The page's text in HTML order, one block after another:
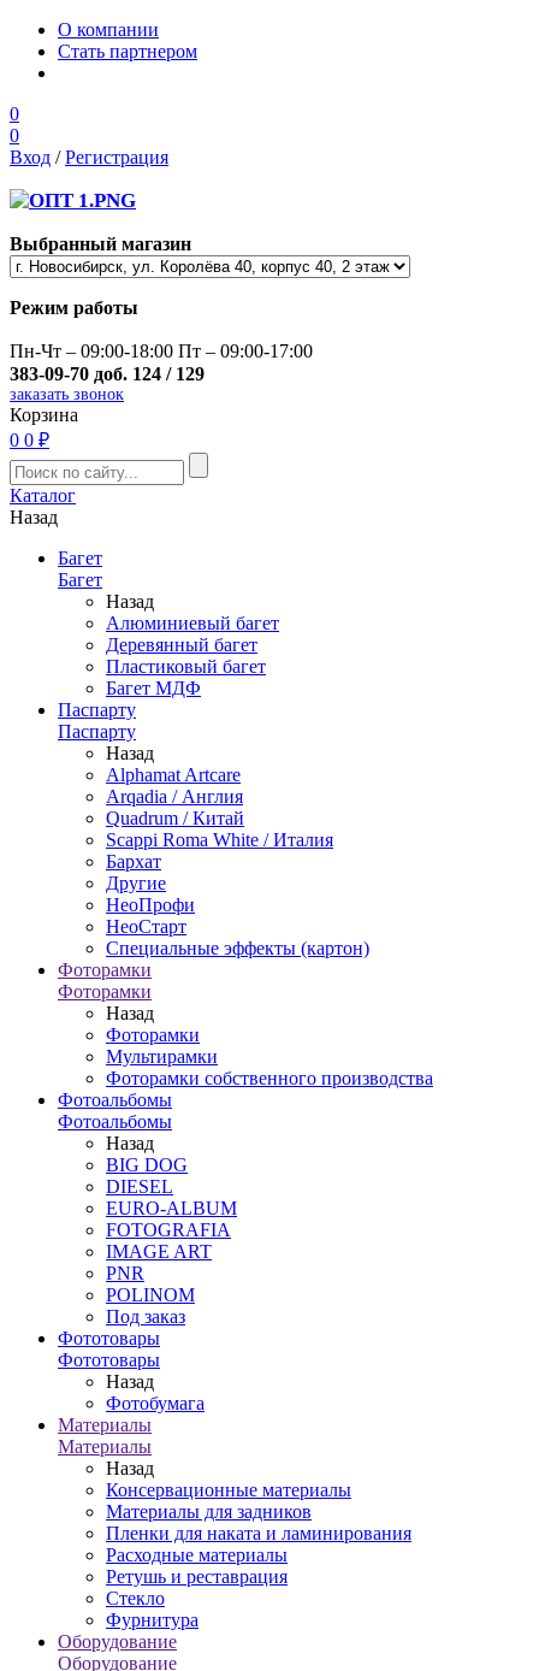
О компании
Стать партнером
0
0
Вход /Регистрация
Выбранный магазин
Режим работы
Пн-Чт – 09:00-18:00 Пт – 09:00-17:00
383-09-70 доб. 124 / 129
заказать звонок
Корзина
0 0 ₽
Каталог
Назад
Багет
Багет
Назад
Алюминиевый багет
Деревянный багет
Пластиковый багет
Багет МДФ
Паспарту
Паспарту
Назад
Alphamat Artcare
Arqadia / Англия
Quadrum / Китай
Scappi Roma White / Италия
Бархат
Другие
НеоПрофи
НеоСтарт
Специальные эффекты (картон)
Фоторамки
Фоторамки
Назад
Фоторамки
Мультирамки
Фоторамки собственного производства
Фотоальбомы
Фотоальбомы
Назад
BIG DOG
DIESEL
EURO-ALBUM
FOTOGRAFIA
IMAGE ART
PNR
POLINOM
Под заказ
Фототовары
Фототовары
Назад
Фотобумага
Материалы
Материалы
Назад
Консервационные материалы
Материалы для задников
Пленки для наката и ламинирования
Расходные материалы
Ретушь и реставрация
Стекло
Фурнитура
Оборудование
Оборудование